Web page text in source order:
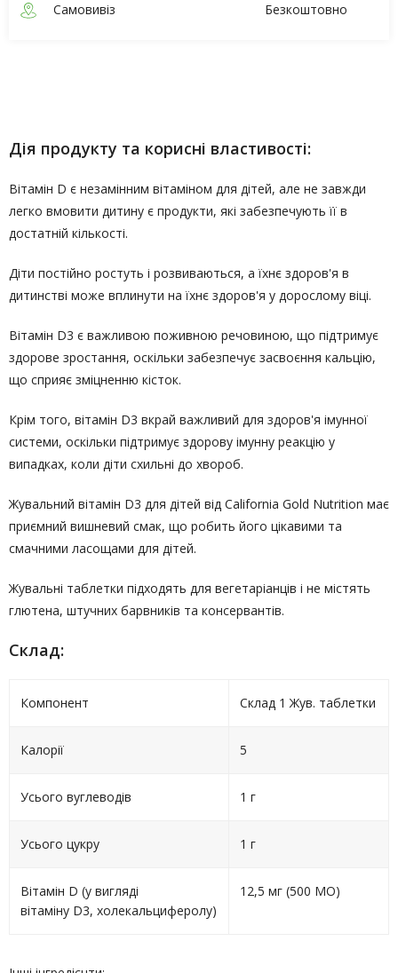
Самовивіз
Безкоштовно
Дія продукту та корисні властивості:
Вітамін D є незамінним вітаміном для дітей, але не завжди
легко вмовити дитину є продукти, які забезпечують її в
достатній кількості.
Діти постійно ростуть і розвиваються, а їхнє здоров'я в
дитинстві може вплинути на їхнє здоров'я у дорослому віці.
Вітамін D3 є важливою поживною речовиною, що підтримує
здорове зростання, оскільки забезпечує засвоєння кальцію,
що сприяє зміцненню кісток.
Крім того, вітамін D3 вкрай важливий для здоров'я імунної
системи, оскільки підтримує здорову імунну реакцію у
випадках, коли діти схильні до хвороб.
Жувальний вітамін D3 для дітей від California Gold Nutrition має
приємний вишневий смак, що робить його цікавими та
смачними ласощами для дітей.
Жувальні таблетки підходять для вегетаріанців і не містять
глютена, штучних барвників та консервантів.
Склад:
Компонент Склад 1 Жув. таблетки
Калорії 5
Усього вуглеводів 1 г
Усього цукру 1 г
Вітамін D (у вигляді
вітаміну D3, холекальциферолу)
12,5 мг (500 МО)